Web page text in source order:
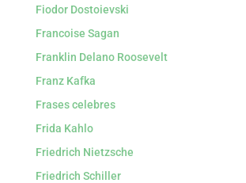
Fiodor Dostoievski
Francoise Sagan
Franklin Delano Roosevelt
Franz Kafka
Frases celebres
Frida Kahlo
Friedrich Nietzsche
Friedrich Schiller